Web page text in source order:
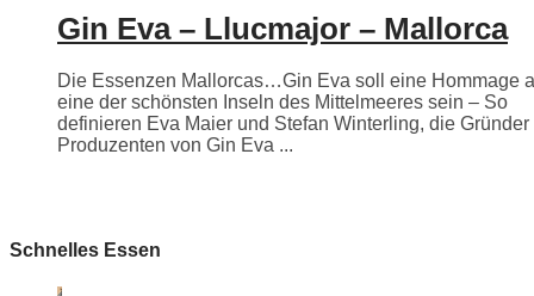
Gin Eva – Llucmajor – Mallorca
Die Essenzen Mallorcas…Gin Eva soll eine Hommage
eine der schönsten Inseln des Mittelmeeres sein – So
definieren Eva Maier und Stefan Winterling, die Gründer
Produzenten von Gin Eva ...
Schnelles Essen